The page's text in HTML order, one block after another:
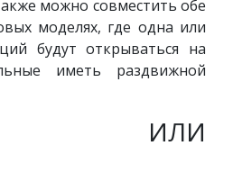
можно совместить обе
моделях, где одна или
будут открываться на
иметь раздвижной
ИЛИ